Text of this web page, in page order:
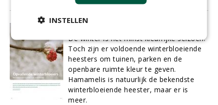
De winter is het minst kleurrijke seizoen.
Toch zijn er voldoende winterbloeiende
heesters om tuinen, parken en de
openbare ruimte kleur te geven.
Hamamelis is natuurlijk de bekendste
winterbloeiende heester, maar er is
meer.
INSTELLEN